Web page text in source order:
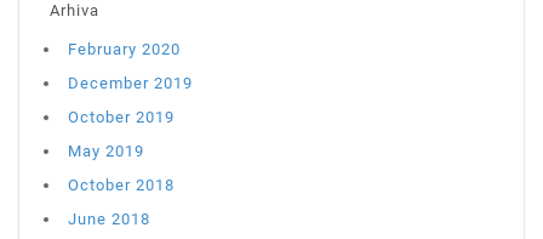
Arhiva
February 2020
December 2019
October 2019
May 2019
October 2018
June 2018